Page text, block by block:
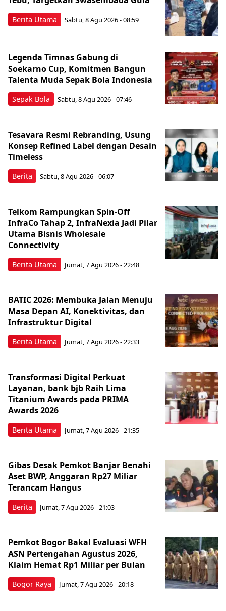
Berita Utama Sabtu, 8 Agu 2026 - 08:59
Sepak Bola
Legenda Timnas Gabung di
Soekarno Cup, Komitmen Bangun
Talenta Muda Sepak Bola Indonesia
Sabtu, 8 Agu 2026 - 07:46
Berita
Tesavara Resmi Rebranding, Usung
Konsep Refined Label dengan Desain
Timeless
Sabtu, 8 Agu 2026 - 06:07
Berita Utama
Telkom Rampungkan Spin-Off
InfraCo Tahap 2, InfraNexia Jadi Pilar
Utama Bisnis Wholesale
Connectivity
Jumat, 7 Agu 2026 - 22:48
Berita Utama
BATIC 2026: Membuka Jalan Menuju
Masa Depan AI, Konektivitas, dan
Infrastruktur Digital
Jumat, 7 Agu 2026 - 22:33
Berita Utama
Transformasi Digital Perkuat
Layanan, bank bjb Raih Lima
Titanium Awards pada PRIMA
Awards 2026
Jumat, 7 Agu 2026 - 21:35
Berita
Gibas Desak Pemkot Banjar Benahi
Aset BWP, Anggaran Rp27 Miliar
Terancam Hangus
Jumat, 7 Agu 2026 - 21:03
Bogor Raya
Pemkot Bogor Bakal Evaluasi WFH
ASN Pertengahan Agustus 2026,
Klaim Hemat Rp1 Miliar per Bulan
Jumat, 7 Agu 2026 - 20:18